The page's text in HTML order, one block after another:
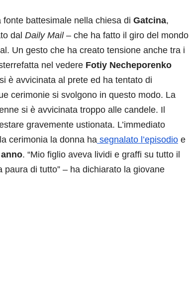
fonte battesimale nella chiesa di Gatcina,
dal Daily Mail– che ha fatto il giro del mondo
Un gesto che ha creato tensione anche tra i
nel vedere Fotiy Necheporenko
è avvicinata al prete ed ha tentato di
cerimonie si svolgono in questo modo. La
si è avvicinata troppo alle candele. Il
gravemente ustionata. L’immediato
cerimonia la donna ha segnalato l’episodio e
. “Mio figlio aveva lividi e graffi su tutto il
paura di tutto” – ha dichiarato la giovane